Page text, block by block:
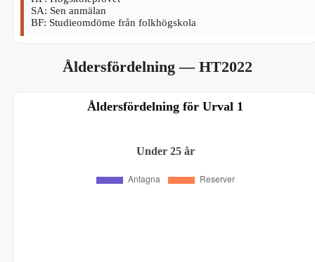
SA: Sen anmälan
BF: Studieomdöme från folkhögskola
Åldersfördelning— HT2022
Åldersfördelning för Urval 1
Under 25 år